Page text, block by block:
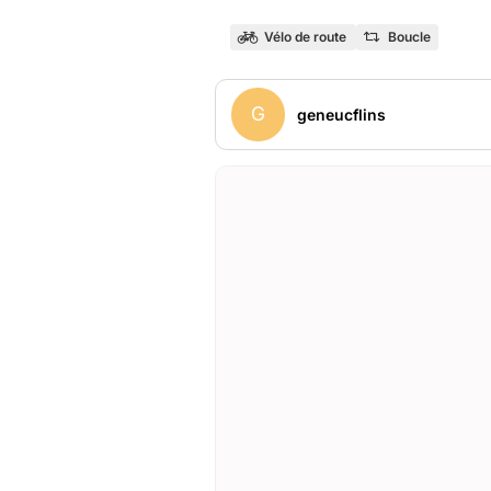
Vélo de route Boucle
G geneucflins